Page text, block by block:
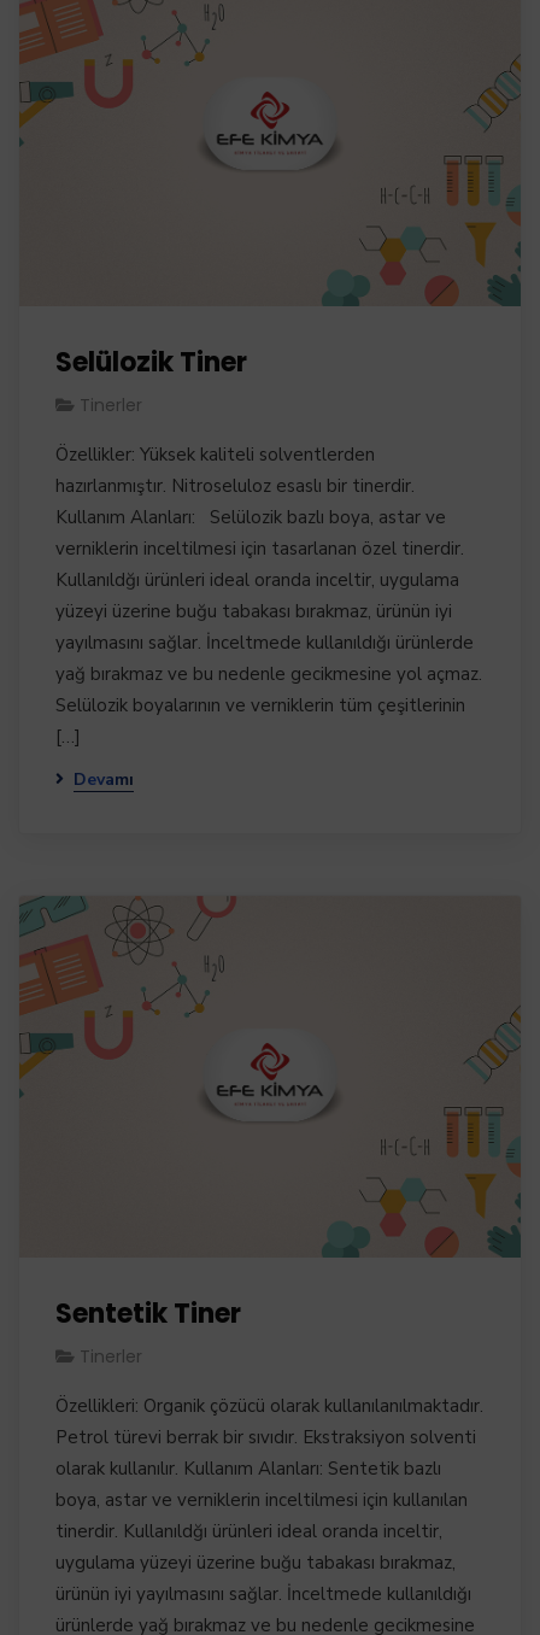
Selülozik Tiner
Tinerler
Özellikler: Yüksek kaliteli solventlerden
hazırlanmıştır. Nitroseluloz esaslı bir tinerdir.
Kullanım Alanları: Selülozik bazlı boya, astar ve
verniklerin inceltilmesi için tasarlanan özel tinerdir.
Kullanıldğı ürünleri ideal oranda inceltir, uygulama
yüzeyi üzerine buğu tabakası bırakmaz, ürünün iyi
yayılmasını sağlar. İnceltmede kullanıldığı ürünlerde
yağ bırakmaz ve bu nedenle gecikmesine yol açmaz.
Selülozik boyalarının ve verniklerin tüm çeşitlerinin
[…]
Devamı
Sentetik Tiner
Tinerler
Özellikleri: Organik çözücü olarak kullanılanılmaktadır.
Petrol türevi berrak bir sıvıdır. Ekstraksiyon solventi
olarak kullanılır. Kullanım Alanları: Sentetik bazlı
boya, astar ve verniklerin inceltilmesi için kullanılan
tinerdir. Kullanıldğı ürünleri ideal oranda inceltir,
uygulama yüzeyi üzerine buğu tabakası bırakmaz,
ürünün iyi yayılmasını sağlar. İnceltmede kullanıldığı
ürünlerde yağ bırakmaz ve bu nedenle gecikmesine